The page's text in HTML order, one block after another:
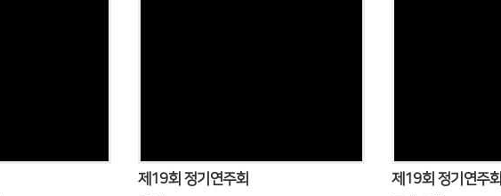
제19회 정기연주회
제19회 정기연주회